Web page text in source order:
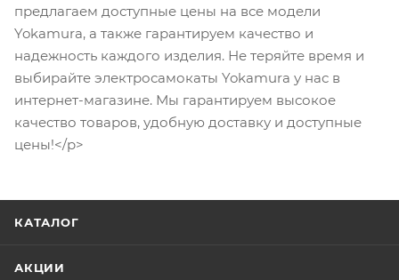
предлагаем доступные цены на все модели
Yokamura, а также гарантируем качество и
надежность каждого изделия. Не теряйте время и
выбирайте электросамокаты Yokamura у нас в
интернет-магазине. Мы гарантируем высокое
качество товаров, удобную доставку и доступные
цены!</p>
КАТАЛОГ
АКЦИИ